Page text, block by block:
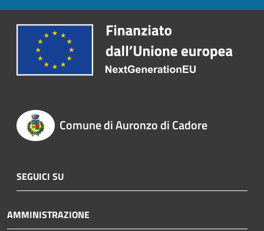
Comune di Auronzo di Cadore
SEGUICI SU
AMMINISTRAZIONE